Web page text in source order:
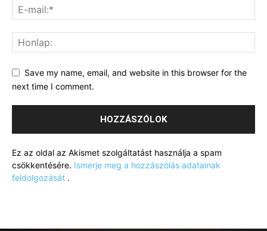
Save my name, email, and website in this browser for the
next time I comment.
Ez az oldal az Akismet szolgáltatást használja a spam
csökkentésére. Ismerje meg a hozzászólás adatainak
feldolgozását .